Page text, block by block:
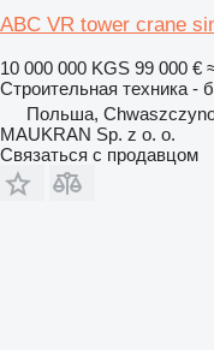
ABC VR tower crane
10 000 000 KGS 99 000 €
Строительная техника -
Польша,
MAUKRAN Sp. z o. o.
Связаться с продавцом